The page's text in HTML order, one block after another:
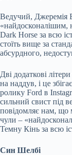
Ведучий, Джеремія
«найдосконалішим,
Dark Horse за всю
стоїть вище за
абсурдного,
Дві додаткові
на наддув, і це
ролику Ford в
сильний свист під
повідомляє нам, що
чули –
Темну Кінь за всю
Син Шелбі